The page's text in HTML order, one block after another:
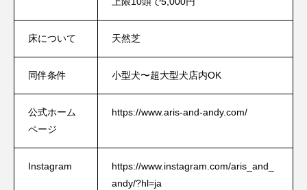
床について 天然芝
同伴条件 小型犬〜超大型犬店内OK
公式ホーム
ページ
https://www.aris-and-andy.com/
Instagram
https://www.instagram.com/aris_and_
andy/?hl=ja